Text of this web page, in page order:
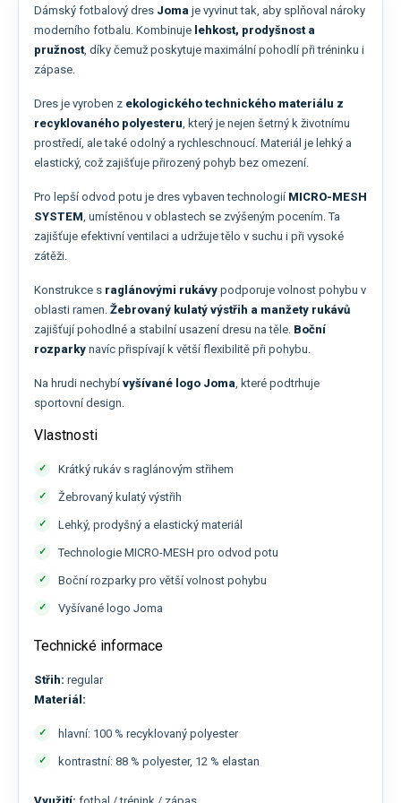
Dámský fotbalový dres Joma je vyvinut tak, aby splňoval nároky
moderního fotbalu. Kombinuje lehkost, prodyšnost a
pružnost, díky čemuž poskytuje maximální pohodlí při tréninku i
zápase.
Dres je vyroben z ekologického technického materiálu z
recyklovaného polyesteru, který je nejen šetrný k životnímu
prostředí, ale také odolný a rychleschnoucí. Materiál je lehký a
elastický, což zajišťuje přirozený pohyb bez omezení.
Pro lepší odvod potu je dres vybaven technologií MICRO-MESH
SYSTEM, umístěnou v oblastech se zvýšeným pocením. Ta
zajišťuje efektivní ventilaci a udržuje tělo v suchu i při vysoké
zátěži.
Konstrukce s raglánovými rukávy podporuje volnost pohybu v
oblasti ramen. Žebrovaný kulatý výstřih a manžety rukávů
zajišťují pohodlné a stabilní usazení dresu na těle. Boční
rozparky navíc přispívají k větší flexibilitě při pohybu.
Na hrudi nechybí vyšívané logo Joma, které podtrhuje
sportovní design.
Vlastnosti
Krátký rukáv s raglánovým střihem
Žebrovaný kulatý výstřih
Lehký, prodyšný a elastický materiál
Technologie MICRO-MESH pro odvod potu
Boční rozparky pro větší volnost pohybu
Vyšívané logo Joma
Technické informace
Střih: regular
Materiál:
hlavní: 100 % recyklovaný polyester
kontrastní: 88 % polyester, 12 % elastan